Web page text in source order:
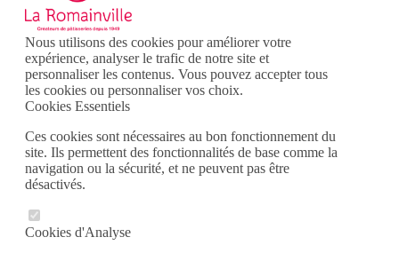
Nous utilisons des cookies pour améliorer votre
expérience, analyser le trafic de notre site et
personnaliser les contenus. Vous pouvez accepter tous
les cookies ou personnaliser vos choix.
Cookies Essentiels
Ces cookies sont nécessaires au bon fonctionnement du
site. Ils permettent des fonctionnalités de base comme la
navigation ou la sécurité, et ne peuvent pas être
désactivés.
Cookies d'Analyse